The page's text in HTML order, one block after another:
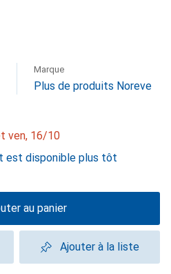
Marque
Plus de produits Noreve
ven, 16/10
est disponible plus tôt
au panier
Ajouter à la liste